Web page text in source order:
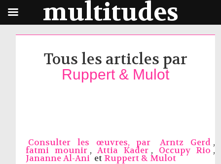
Tous les articles par
Ruppert & Mulot
Consulter les œuvres, par Arntz Gerd ,
fatmi mounir ,Attia Kader , Occupy Rio ,
Jananne Al-Ani et Ruppert & Mulot
multitudes